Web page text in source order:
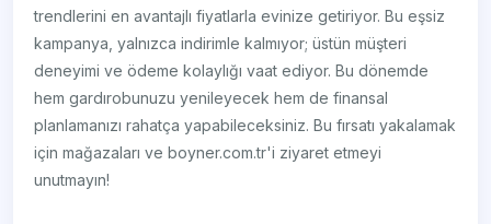
trendlerini en avantajlı fiyatlarla evinize getiriyor. Bu eşsiz
kampanya, yalnızca indirimle kalmıyor; üstün müşteri
deneyimi ve ödeme kolaylığı vaat ediyor. Bu dönemde
hem gardırobunuzu yenileyecek hem de finansal
planlamanızı rahatça yapabileceksiniz. Bu fırsatı yakalamak
için mağazaları ve boyner.com.tr'i ziyaret etmeyi
unutmayın!